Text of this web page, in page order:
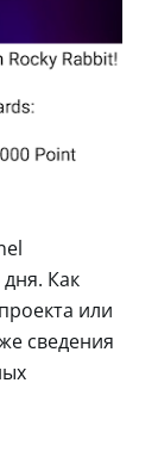
дня. Как
или
сведения